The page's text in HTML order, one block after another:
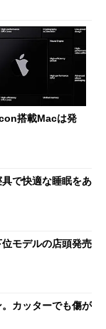
搭載Macは発
具で快適な睡眠をあ
モデルの店頭発売
カッターでも傷が